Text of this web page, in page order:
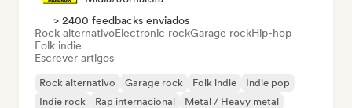
> 2400 feedbacks enviados
Rock alternativoElectronic rockGarage rockHip-hop
Folk indie
Escrever artigos
Rock alternativo Garage rock Folk indie
Indie pop
Indie rock
Rap internacional
Metal / Heavy metal